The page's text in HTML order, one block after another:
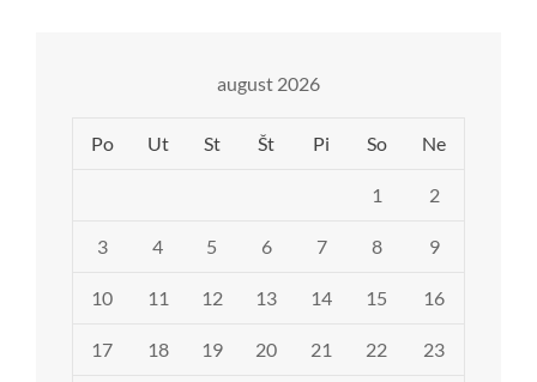
august 2026
Po Ut St Št Pi So Ne
1 2
3 4 5 6 7 8 9
10 11 12 13 14 15 16
17 18 19 20 21 22 23